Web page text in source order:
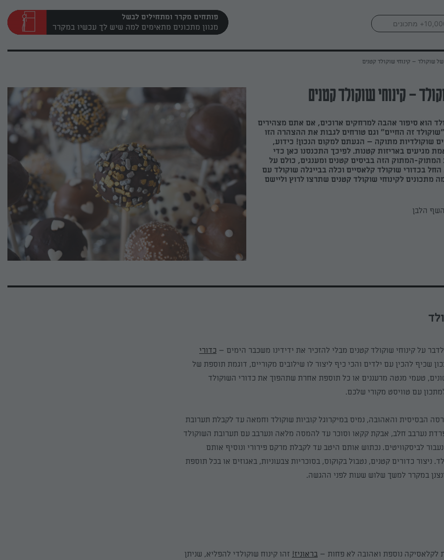
פותחים מקרר ומתחילים לבשל
שוקולד – קינוחי שוקולד קטנים
– קינוחי שוקולד קטנים
הוא סיפור אהבה למרחקים ארוכים, אם אתם מצהירים
זה החיים" וגם טורחים לגבות את ההצהרה הזו
שוקולדיות מתוקה – הגעתם למקום הנכון! כידוע,
מגיעים באריזות קטנות. לפיכך התכנסנו כאן כדי
המתוק הזה בביסים קטנים ומענגים, כולם על
בכדורי שוקולד קלאסיים וכלה בבייגלה שוקולד עם
מתכונים לקינוחי שוקולד קטנים שתרצו לרוץ וליישם
הלבן
על קינוחי שוקולד קטנים מבלי להזכיר את ידידינו משכבר הימים – כדורי
שכיף להכין עם ילדים והכי כיף ליצור לו שילובים מקוריים, דוגמת תוספת של
טעמי מנטה מרעננים או כל תוספת אחרת שתהפוך את כדורי השוקולד
עם טוויסט מקורי שלכם.
הבסיסית והאהובה, נמיס במיקרוגל קוביות שוקולד וחמאה עד לקבלת תערובת
נערבב חלב, אבקת קקאו וסוכר עד להמסה מלאה ונערבב עם תערובת השוקולד
לביסקוויטים. נכתוש אותם היטב עד לקבלת מרקם פירורי ונוסיף אותם
ניצור כדורים קטנים, נטבול בקוקוס, בסוכריות צבעוניות, באגוזים או בכל תוספת
במקרר למשך שלוש שעות לפני ההגשה.
לקלאסיקה נוספת ואהובה לא פחות – בראוניז! זהו קינוח שוקולדי להפליא, שניתן